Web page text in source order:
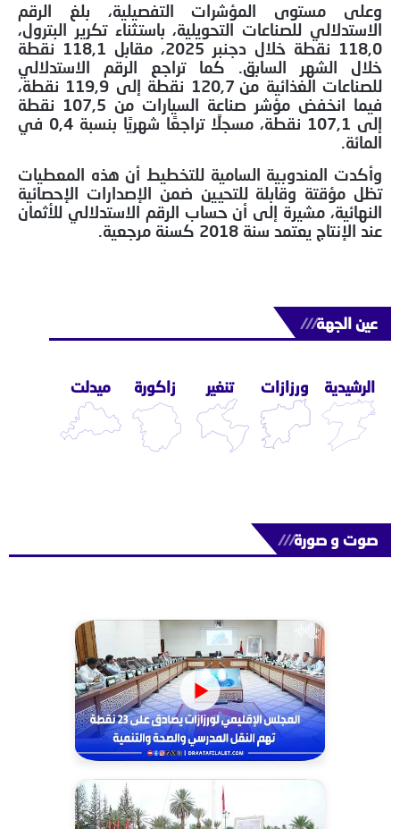
وعلى مستوى المؤشرات التفصيلية، بلغ الرقم
الاستدلالي للصناعات التحويلية، باستثناء تكرير البترول،
118,0 نقطة خلال دجنبر 2025، مقابل 118,1 نقطة
خلال الشهر السابق. كما تراجع الرقم الاستدلالي
للصناعات الغذائية من 120,7 نقطة إلى 119,9 نقطة،
فيما انخفض مؤشر صناعة السيارات من 107,5 نقطة
إلى 107,1 نقطة، مسجلًا تراجعًا شهريًا بنسبة 0,4 في
المائة.
وأكدت المندوبية السامية للتخطيط أن هذه المعطيات
تظل مؤقتة وقابلة للتحيين ضمن الإصدارات الإحصائية
النهائية، مشيرة إلى أن حساب الرقم الاستدلالي للأثمان
عند الإنتاج يعتمد سنة 2018 كسنة مرجعية.
عين الجهة///
الرشيدية ورزازات تنغير زاكورة ميدلت
صوت و صورة///